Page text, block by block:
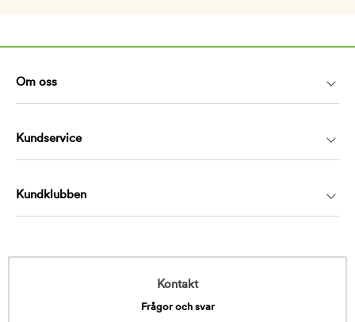
Om oss
Kundservice
Kundklubben
Kontakt
Frågor och svar